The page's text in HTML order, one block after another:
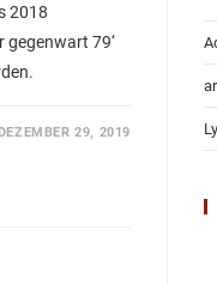
2018
gegenwart 79‘
29, 2019